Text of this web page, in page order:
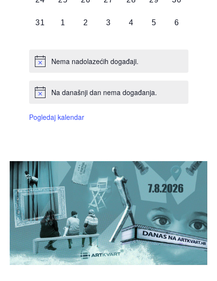
0
31
0
1
0
2
0
3
0
4
0
5
0
6
Nema nadolazećih događaji.
Na današnji dan nema događanja.
Pogledaj kalendar